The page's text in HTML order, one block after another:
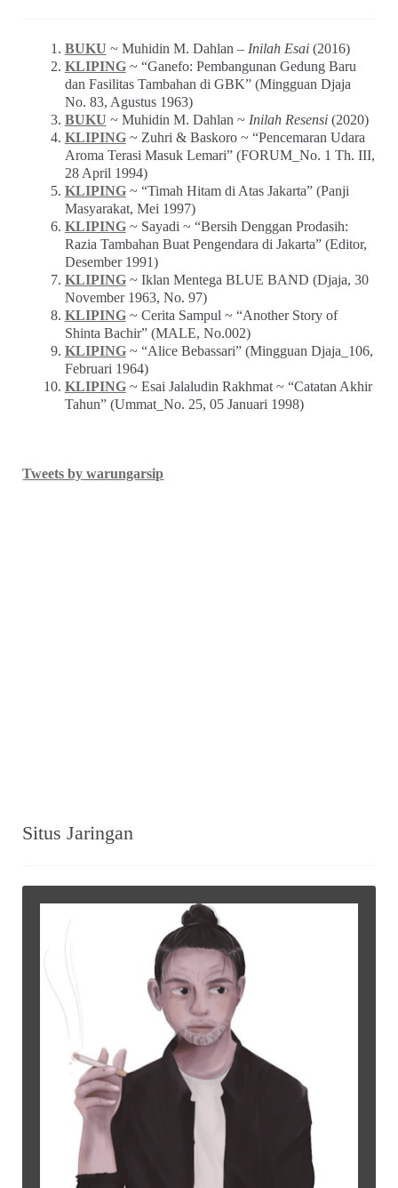
BUKU ~ Muhidin M. Dahlan – Inilah Esai(2016)
KLIPING~ “Ganefo: Pembangunan Gedung Baru
dan Fasilitas Tambahan di GBK” (Mingguan Djaja
No. 83, Agustus 1963)
BUKU ~ Muhidin M. Dahlan ~ Inilah Resensi(2020)
KLIPING~ Zuhri & Baskoro ~ “Pencemaran Udara
Aroma Terasi Masuk Lemari” (FORUM_No. 1 Th. III,
28 April 1994)
KLIPING~ “Timah Hitam di Atas Jakarta” (Panji
Masyarakat, Mei 1997)
KLIPING~ Sayadi ~ “Bersih Denggan Prodasih:
Razia Tambahan Buat Pengendara di Jakarta” (Editor,
Desember 1991)
KLIPING~ Iklan Mentega BLUE BAND (Djaja, 30
November 1963, No. 97)
KLIPING~ Cerita Sampul ~ “Another Story of
Shinta Bachir” (MALE, No.002)
KLIPING~ “Alice Bebassari” (Mingguan Djaja_106,
Februari 1964)
KLIPING~ Esai Jalaludin Rakhmat ~ “Catatan Akhir
Tahun” (Ummat_No. 25, 05 Januari 1998)
Tweets by warungarsip
Situs Jaringan